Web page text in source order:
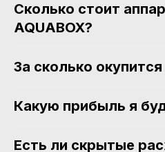
Сколько стоит
AQUABOX?
За сколько
Какую прибыль я
Есть ли скрытые